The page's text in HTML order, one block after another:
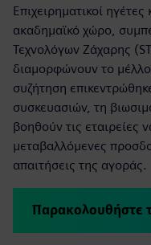
Επιχειρηματικοί
ακαδημαϊκό χώρο,
Τεχνολόγων Ζάχαρης
διαμορφώνουν το
συζήτηση
συσκευασιών, τη
βοηθούν τις εταιρείες
μεταβαλλόμενες
απαιτήσεις της αγοράς.
Παρακολουθήστε